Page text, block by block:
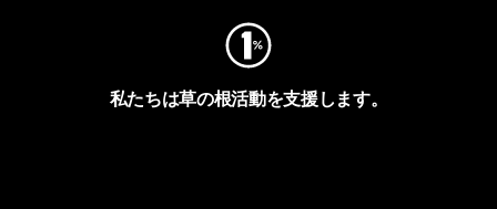
私たちは草の根活動を支援します。